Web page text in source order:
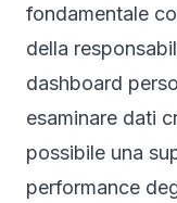
fondamentale
della
dashboard
esaminare dati
possibile una
performance